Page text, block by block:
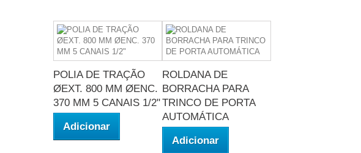
POLIA DE TRAÇÃO
ØEXT. 800 MM ØENC.
370 MM 5 CANAIS 1/2"
Adicionar
ROLDANA DE
BORRACHA PARA
TRINCO DE PORTA
AUTOMÁTICA
Adicionar